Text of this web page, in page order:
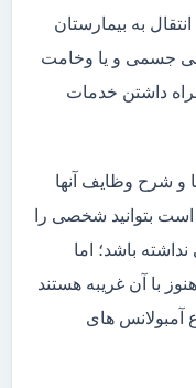
به بیمارستان
جسمی و یا وخامت
داشتن خدمات
و شرح وظایف آنها
است بتوانید شخصی را
باشد؛ اما
با آن غریبه هستند
آمبولانس های